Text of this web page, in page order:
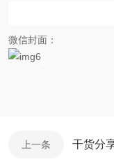
微信封面：
上一条 干货分